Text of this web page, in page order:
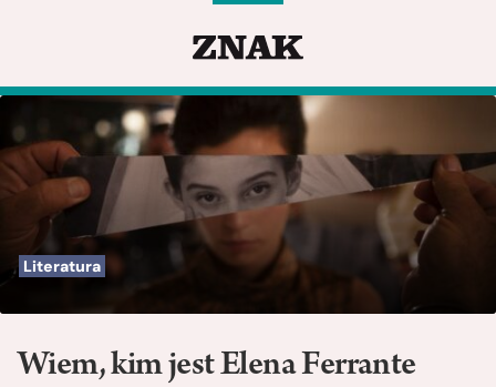
Literatura
Wiem, kim jest Elena Ferrante